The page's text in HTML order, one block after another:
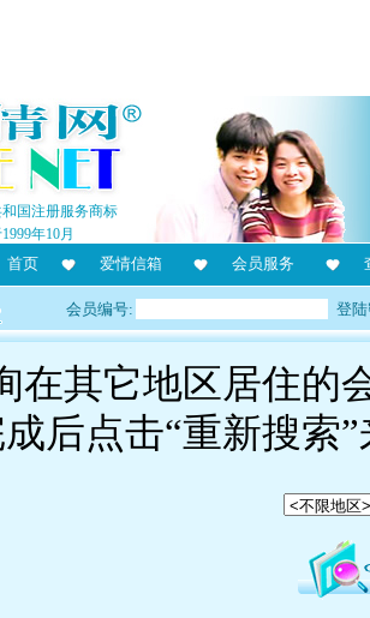
国注册服务商标
年10月
首页 爱情信箱 会员服务
会员编号: 登
在其它地区居住的
后点击“重新搜索